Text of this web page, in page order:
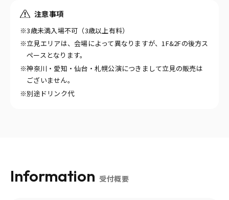
注意事項
※3歳未満入場不可（3歳以上有料）
※立見エリアは、会場によって異なりますが、1F&2Fの後方ス
ペースとなります。
※神奈川・愛知・仙台・札幌公演につきまして立見の販売は
ございません。
※別途ドリンク代
Information 受付概要